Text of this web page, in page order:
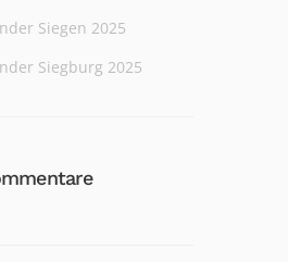
Siegen 2025
Siegburg 2025